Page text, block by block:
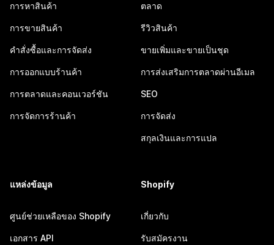
การหาสินค้า
การขายสินค้า
คำสั่งซื้อและการจัดส่ง
การออกแบบร้านค้า
การตลาดและคอนเวอร์ชัน
การจัดการร้านค้า
ตลาด
รีวิวสินค้า
ขายเพิ่มและขายเป็นชุด
การส่งเสริมการตลาดผ่านอีเมล
SEO
การจัดส่ง
สกุลเงินและการแปล
แหล่งข้อมูล
ศูนย์ช่วยเหลือของ Shopify
เอกสาร API
Shopify
เกี่ยวกับ
รับสมัครงาน